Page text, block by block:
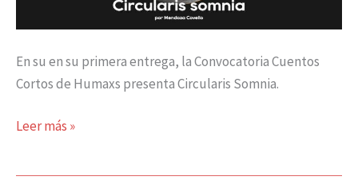
En su en su primera entrega, la Convocatoria Cuentos
Cortos de Humaxs presenta Circularis Somnia.
Leer más »